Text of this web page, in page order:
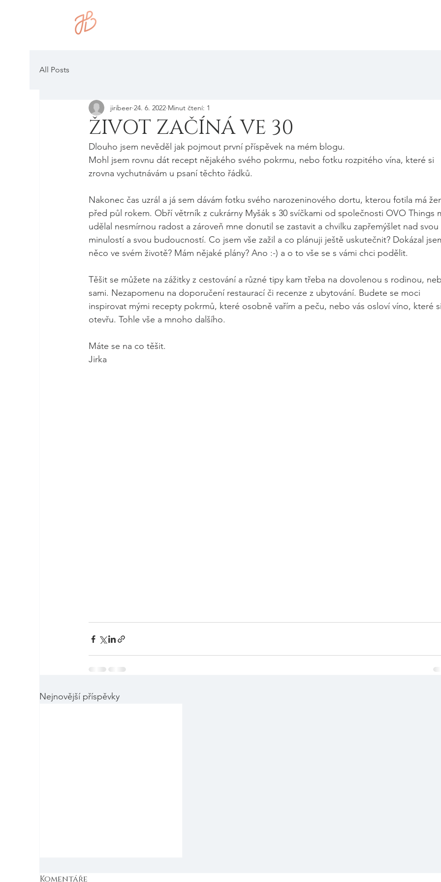
All Posts
ŽIVOT ZAČÍNÁ VE 30
jiribeer 24. 6. 2022 Minut čtení: 1
Dlouho jsem nevěděl jak pojmout první příspěvek na mém blogu.
Mohl jsem rovnu dát recept nějakého svého pokrmu, nebo fotku rozpitého vína, které si
zrovna vychutnávám u psaní těchto řádků.
Nakonec čas uzrál a já sem dávám fotku svého narozeninového dortu, kterou fotila má
před půl rokem. Obří větrník z cukrárny Myšák s 30 svíčkami od společnosti OVO Things
udělal nesmírnou radost a zároveň mne donutil se zastavit a chvilku zapřemýšlet nad svou
minulostí a svou budoucností. Co jsem vše zažil a co plánuji ještě uskutečnit? Dokázal
něco ve svém životě? Mám nějaké plány? Ano :-) a o to vše se s vámi chci podělit.
Těšit se můžete na zážitky z cestování a různé tipy kam třeba na dovolenou s rodinou,
sami. Nezapomenu na doporučení restaurací či recenze z ubytování. Budete se moci
inspirovat mými recepty pokrmů, které osobně vařím a peču, nebo vás osloví víno, které si
otevřu. Tohle vše a mnoho dalšího.
Máte se na co těšit.
Jirka
Nejnovější příspěvky
Komentáře